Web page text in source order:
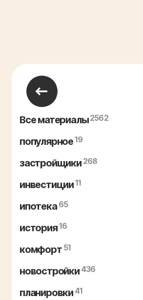
Все материалы2562
популярное19
застройщики 268
инвестиции11
ипотека 65
история16
комфорт 51
новостройки 436
планировки 41